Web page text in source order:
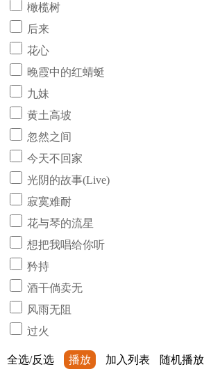
橄榄树
后来
花心
晚霞中的红蜻蜓
九妹
黄土高坡
忽然之间
今天不回家
光阴的故事(Live)
寂寞难耐
花与琴的流星
想把我唱给你听
矜持
酒干倘卖无
风雨无阻
过火
全选/反选 播放 加入列表 随机播放